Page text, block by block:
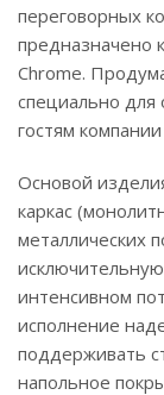
переговорных
предназначено
Chrome.
специально для
гостям
Основой
каркас
металлических
интенсивном
исполнение
поддерживать
напольное